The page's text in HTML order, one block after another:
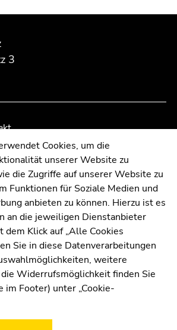
3
Öffentlichkeitsarbeit
Graz
Cookies, um die
unserer Website zu
die Zugriffe auf unserer Website zu
Funktionen für Soziale Medien und
anbieten zu können. Hierzu ist es
an die jeweiligen Dienstanbieter
Klick auf „Alle Cookies
Sie in diese Datenverarbeitungen
weitere
Widerrufsmöglichkeit finden Sie
im Footer) unter „Cookie-